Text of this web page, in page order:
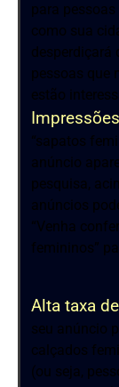
para
como sua
desperdiçará
pessoas que
estão
“sapatos
anúncio
pesquisa,
anúncios
“Venha
femininos”
Alta taxa
seu anúncio
calçados
(ou seja,